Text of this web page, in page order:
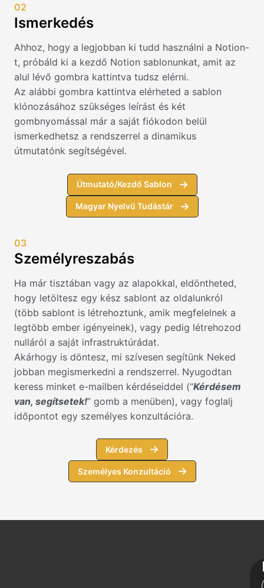
02
Ismerkedés
Ahhoz, hogy a legjobban ki tudd használni a Notion-
t, próbáld ki a kezdő Notion sablonunkat, amit az
alul lévő gombra kattintva tudsz elérni.
Az alábbi gombra kattintva elérheted a sablon
klónozásához szükséges leírást és két
gombnyomással már a saját fiókodon belül
ismerkedhetsz a rendszerrel a dinamikus
útmutatónk segítségével.
Útmutató/Kezdő Sablon
Magyar Nyelvű Tudástár
03
Személyreszabás
Ha már tisztában vagy az alapokkal, eldöntheted,
hogy letöltesz egy kész sablont az oldalunkról
(több sablont is létrehoztunk, amik megfelelnek a
legtöbb ember igényeinek), vagy pedig létrehozod
nulláról a saját infrastruktúrádat.
Akárhogy is döntesz, mi szívesen segítünk Neked
jobban megismerkedni a rendszerrel. Nyugodtan
keress minket e-mailben kérdéseiddel (“Kérdésem
van, segítsetek!” gomb a menüben), vagy foglalj
időpontot egy személyes konzultációra.
Kérdezés
Személyes Konzultáció